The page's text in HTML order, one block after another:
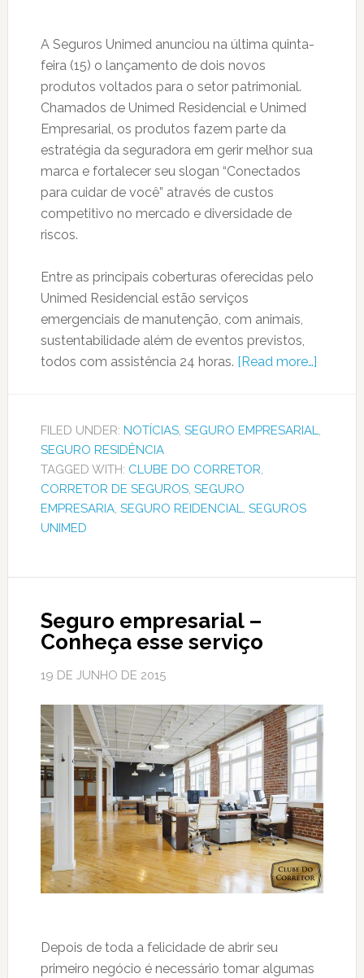
A Seguros Unimed anunciou na última quinta-
feira (15) o lançamento de dois novos
produtos voltados para o setor patrimonial.
Chamados de Unimed Residencial e Unimed
Empresarial, os produtos fazem parte da
estratégia da seguradora em gerir melhor sua
marca e fortalecer seu slogan “Conectados
para cuidar de você” através de custos
competitivo no mercado e diversidade de
riscos.
Entre as principais coberturas oferecidas pelo
Unimed Residencial estão serviços
emergenciais de manutenção, com animais,
sustentabilidade além de eventos previstos,
todos com assistência 24 horas. [Read more…]
FILED UNDER: NOTÍCIAS, SEGURO EMPRESARIAL,
SEGURO RESIDÊNCIA
TAGGED WITH: CLUBE DO CORRETOR,
CORRETOR DE SEGUROS, SEGURO
EMPRESARIA, SEGURO REIDENCIAL, SEGUROS
UNIMED
Seguro empresarial –
Conheça esse serviço
19 DE JUNHO DE 2015
Depois de toda a felicidade de abrir seu
primeiro negócio é necessário tomar algumas